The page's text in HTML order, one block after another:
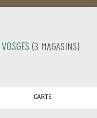
Vosges (3 Magasins)
CARTE